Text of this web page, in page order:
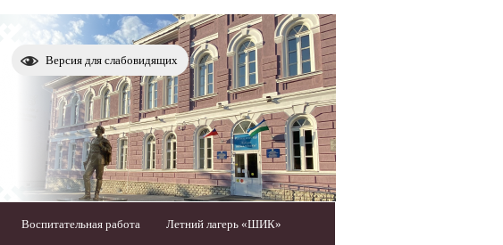
Версия для слабовидящих
Воспитательная работа Летний лагерь «ШИК»